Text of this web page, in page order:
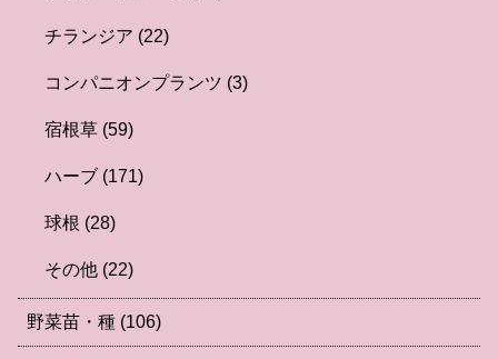
チランジア (22)
コンパニオンプランツ (3)
宿根草 (59)
ハーブ (171)
球根 (28)
その他 (22)
野菜苗・種 (106)